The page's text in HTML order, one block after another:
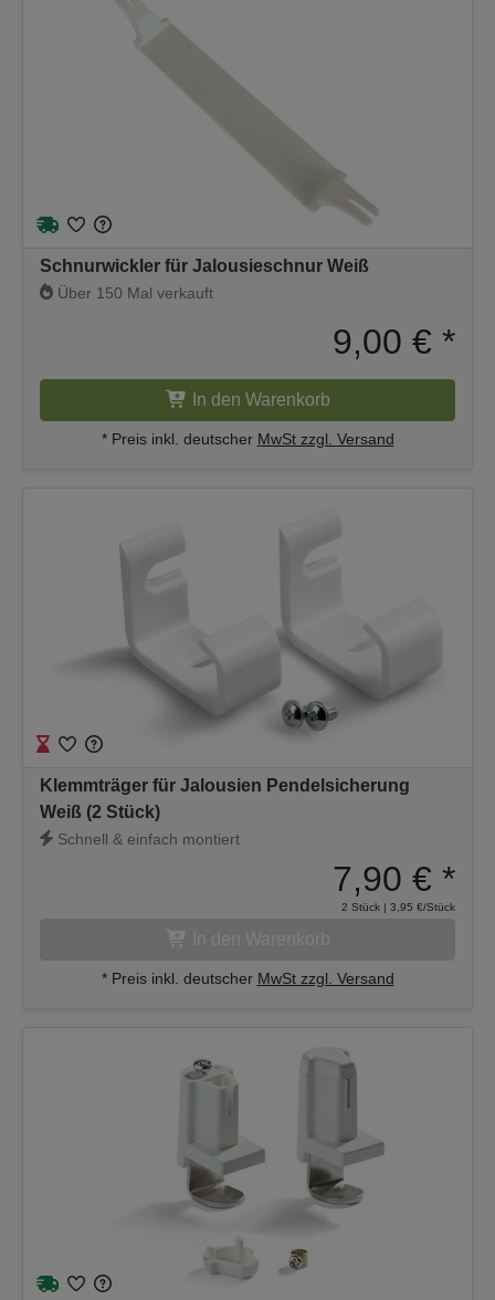
Schnurwickler für Jalousieschnur Weiß
Über 150 Mal verkauft
9,00 € *
In den Warenkorb
* Preis inkl. deutscher MwSt zzgl. Versand
Klemmträger für Jalousien Pendelsicherung
Weiß (2 Stück)
Schnell & einfach montiert
7,90 € *
2 Stück | 3,95 €/Stück
* Preis inkl. deutscher MwSt zzgl. Versand